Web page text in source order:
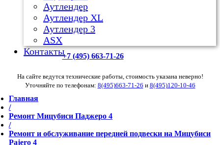
Аутлендер
Аутлендер ХL
Аутлендер 3
ASX
Контакты+7 (495) 663-71-26
На сайте ведутся технические работы, стоимость указана неверно!
Уточняйте по телефонам: 8(495)663-71-26 и 8(495)120-10-46
Главная
/
Ремонт Мицубиси Паджеро 4
/
Ремонт и обслуживание передней подвески на Мицубиси
Pajero 4